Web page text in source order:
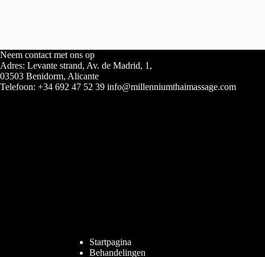
Neem contact met ons op
Adres: Levante strand, Av. de Madrid, 1,
03503 Benidorm, Alicante
Telefoon: +34 692 47 52 39 info@millenniumthaimassage.com
Startpagina
Behandelingen